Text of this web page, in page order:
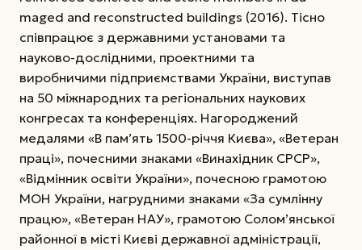
maged and reconstructed buildings (2016). Тісно
співпрацює з державними установами та
науково-дослідними, проектними та
виробничими підприємствами України, виступав
на 50 міжнародних та регіональних наукових
конгресах та конференціях. Нагороджений
медалями «В пам’ять 1500-річчя Києва», «Ветеран
праці», почесними знаками «Винахідник СРСР»,
«Відмінник освіти України», почесною грамотою
МОН України, нагрудними знаками «За сумлінну
працю», «Ветеран НАУ», грамотою Солом’янської
районної в місті Києві державної адміністрації,